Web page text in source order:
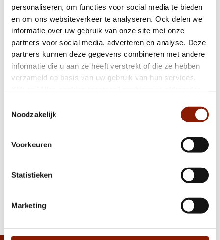
personaliseren, om functies voor social media te bieden
en om ons websiteverkeer te analyseren. Ook delen we
informatie over uw gebruik van onze site met onze
partners voor social media, adverteren en analyse. Deze
partners kunnen deze gegevens combineren met andere
informatie die u aan ze heeft verstrekt of die ze hebben
verzameld op basis van uw gebruik van hun services.
Op onzeprivacypagina
kunt u meer lezen over onze
cookies en via de cookie-instellingen button linksonder op
onze website kan je je toestemming op elk moment
wijzigen.
Noodzakelijk
Voorkeuren
Statistieken
Marketing
Mijn Eigen Plan: van handige app naar
andere manier van werken
Meer mogelijkheden voor lichttherapie
binnen Dichterbij en STEVIG
verslagleggen